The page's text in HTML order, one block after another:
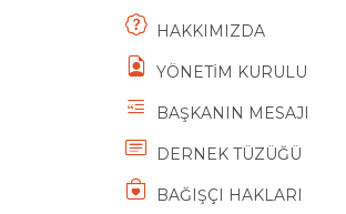
HAKKIMIZDA
YÖNETİM KURULU
BAŞKANIN MESAJI
DERNEK TÜZÜĞÜ
BAĞIŞÇI HAKLARI